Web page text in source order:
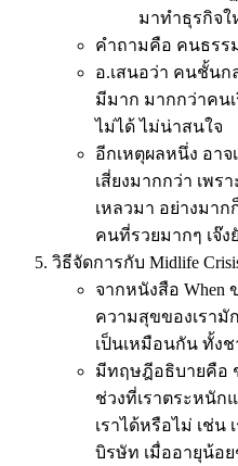
มาทำธุรกิจใ
คำถามคือ คนธรร
อ.เสนอว่า คนชั้นก
มีมาก มากกว่าคน
ไม่ได้ ไม่น่าสนใจ
อีกเหตุผลหนึ่ง อา
เสี่ยงมากกว่า เพร
เหลวมา อย่างมา
คนที่รวยมากๆ เจ๊ง
วิธีจัดการกับ Midlife
จากหนังสือ When
ความสุขของเรามั
เป็นเหมือนกัน ทั้ง
มีทฤษฎีอธิบายคือ
ช่วงที่เราตระหนัก
เราได้หรือไม่ เช่น
บิรษัท เมื่ออายุน้อ